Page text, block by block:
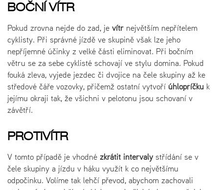
BOČNÍ VÍTR
Pokud zrovna nejde do zad, je vítr největším nepřítelem
cyklisty. Při správné jízdě ve skupině však lze jeho
nepříjemné účinky z velké části eliminovat. Při bočním
větru se za sebe cyklisté schovají ve stylu domina. Pokud
fouká zleva, vyjede jezdec či dvojice na čele skupiny až ke
středové čáře vozovky, přičemž ostatní vytvoří úhlopříčku k
jejímu okraji tak, že všichni v pelotonu jsou schovaní v
závětří.
PROTIVÍTR
V tomto případě je vhodné zkrátit intervalystřídání se v
čele skupiny a jízdu v háku využít k co největšímu
odpočinku. Volíme tak lehčí převod, abychom zachovali